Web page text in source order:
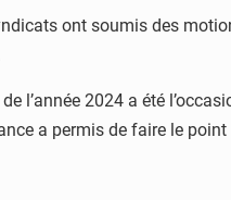
ont soumis des
l’année 2024 a été
a permis de faire le